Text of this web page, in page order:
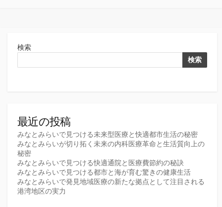
検索
検索
最近の投稿
みなとみらいで見つける未来型医療と快適都市生活の秘密
みなとみらいが切り拓く未来の内科医療革命と生活質向上の
秘密
みなとみらいで見つける快適通院と医療費節約の秘訣
みなとみらいで見つける都市と海が育む驚きの健康生活
みなとみらいで発見地域医療の新たな拠点として注目される
港湾地区の実力